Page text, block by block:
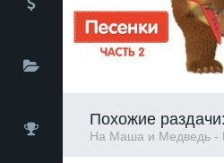
Похожие раздачи:
На Маша и Медведь -